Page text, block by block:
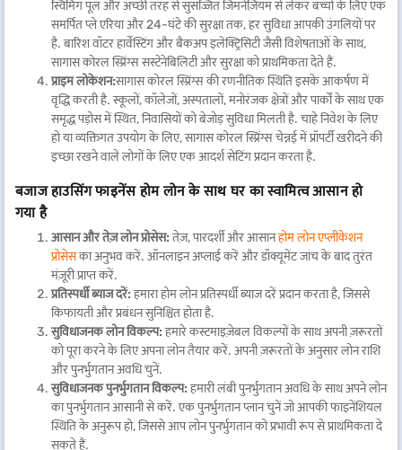
स्विमिंग पूल और अच्छी तरह से सुसज्जित जिमनेज़ियम से लेकर बच्चों के लिए एक
समर्पित प्ले एरिया और 24-घंटे की सुरक्षा तक, हर सुविधा आपकी उंगलियों पर
है. बारिश वॉटर हार्वेस्टिंग और बैकअप इलेक्ट्रिसिटी जैसी विशेषताओं के साथ,
सागास कोरल स्प्रिंग्स सस्टेनेबिलिटी और सुरक्षा को प्राथमिकता देते हैं.
प्राइम लोकेशन:सागास कोरल स्प्रिंग्स की रणनीतिक स्थिति इसके आकर्षण में
वृद्धि करती है. स्कूलों, कॉलेजों, अस्पतालों, मनोरंजक क्षेत्रों और पार्कों के साथ एक
समृद्ध पड़ोस में स्थित, निवासियों को बेजोड़ सुविधा मिलती है. चाहे निवेश के लिए
हो या व्यक्तिगत उपयोग के लिए, सागास कोरल स्प्रिंग्स चेन्नई में प्रॉपर्टी खरीदने की
इच्छा रखने वाले लोगों के लिए एक आदर्श सेटिंग प्रदान करता है.
बजाज हाउसिंग फाइनेंस होम लोन के साथ घर का स्वामित्व आसान हो
गया है
आसान और तेज़ लोन प्रोसेस: तेज़, पारदर्शी और आसानहोम लोन एप्लीकेशन
प्रोसेसका अनुभव करें. ऑनलाइन अप्लाई करें और डॉक्यूमेंट जांच के बाद तुरंत
मंज़ूरी प्राप्त करें.
प्रतिस्पर्धी ब्याज दरें: हमारा होम लोन प्रतिस्पर्धी ब्याज दरें प्रदान करता है, जिससे
किफायती और प्रबंधन सुनिश्चित होता है.
सुविधाजनक लोन विकल्प: हमारे कस्टमाइज़ेबल विकल्पों के साथ अपनी ज़रूरतों
को पूरा करने के लिए अपना लोन तैयार करें. अपनी ज़रूरतों के अनुसार लोन राशि
और पुनर्भुगतान अवधि चुनें.
सुविधाजनक पुनर्भुगतान विकल्प: हमारी लंबी पुनर्भुगतान अवधि के साथ अपने लोन
का पुनर्भुगतान आसानी से करें. एक पुनर्भुगतान प्लान चुनें जो आपकी फाइनेंशियल
स्थिति के अनुरूप हो, जिससे आप लोन पुनर्भुगतान को प्रभावी रूप से प्राथमिकता दे
सकते हैं.